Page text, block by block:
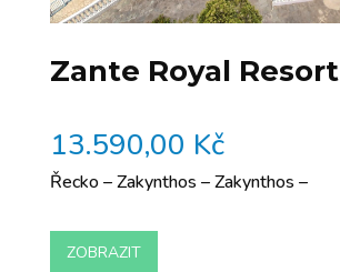
Zante Royal Resort
13.590,00 Kč
Řecko – Zakynthos – Zakynthos –
ZOBRAZIT